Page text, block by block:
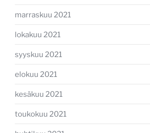
marraskuu 2021
lokakuu 2021
syyskuu 2021
elokuu 2021
kesäkuu 2021
toukokuu 2021